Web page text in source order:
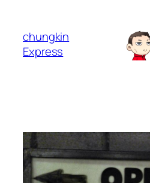
chungkin
Express